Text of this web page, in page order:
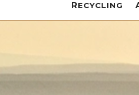
RECYCLING